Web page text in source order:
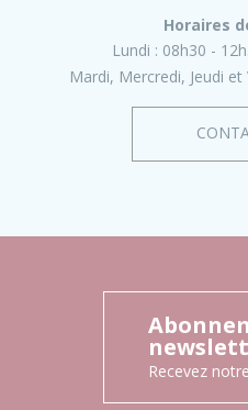
Horaires
Lundi : 08h30 -
Mardi, Mercredi, Jeudi et
Recevez